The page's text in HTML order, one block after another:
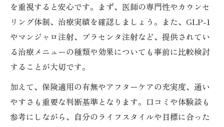
を重視すると安心です。まず、医師の専門性やカウンセ
リング体制、治療実績を確認しましょう。また、GLP-1
やマンジャロ注射、プラセンタ注射など、提供されてい
る治療メニューの種類や効果についても事前に比較検討
することが大切です。
加えて、保険適用の有無やアフターケアの充実度、通い
やすさも重要な判断基準となります。口コミや体験談も
参考にしながら、自分のライフスタイルや目標に合った